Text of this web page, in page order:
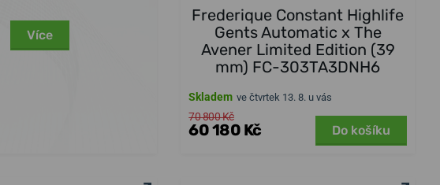
Více
Frederique Constant Highlife
Gents Automatic x The
Avener Limited Edition (39
mm) FC-303TA3DNH6
Skladem ve čtvrtek 13. 8. u vás
70 800 Kč
60 180 Kč Do košíku